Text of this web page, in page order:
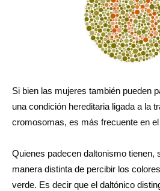
Si bien las mujeres también pueden
una condición hereditaria ligada a la
cromosomas, es más frecuente en
Quienes padecen daltonismo tienen,
manera distinta de percibir los
verde. Es decir que el daltónico